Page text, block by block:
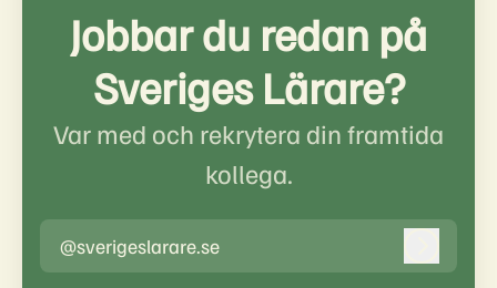
Jobbar du redan på
Sveriges Lärare?
Var med och rekrytera din framtida
kollega.
@sverigeslarare.se